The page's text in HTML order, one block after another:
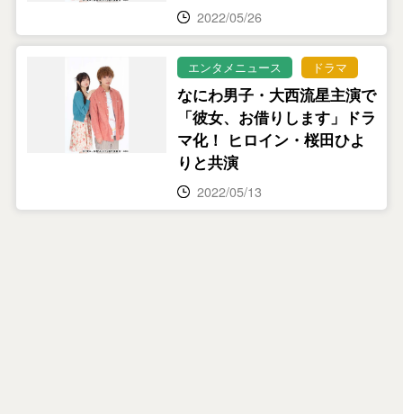
2022/05/26
エンタメニュース ドラマ
なにわ男子・大西流星主演で
「彼女、お借りします」ドラ
マ化！ ヒロイン・桜田ひよ
りと共演
2022/05/13